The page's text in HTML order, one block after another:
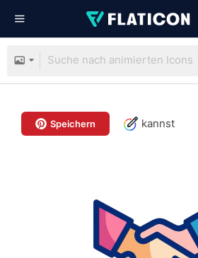
Speichern kannst